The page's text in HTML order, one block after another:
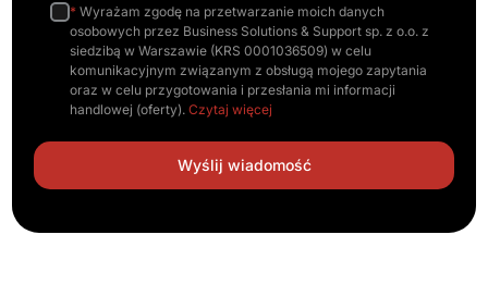
* Wyrażam zgodę na przetwarzanie moich danych
osobowych przez Business Solutions & Support sp. z o.o. z
siedzibą w Warszawie (KRS 0001036509) w celu
komunikacyjnym związanym z obsługą mojego zapytania
oraz w celu przygotowania i przesłania mi informacji
handlowej (oferty).Czytaj więcej